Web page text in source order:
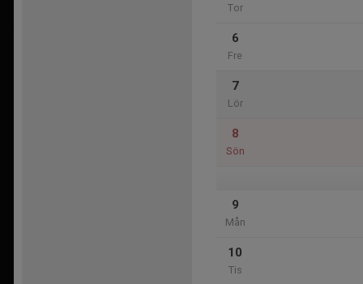
Tor
6
Fre
7
Lör
8
Sön
9
Mån
10
Tis